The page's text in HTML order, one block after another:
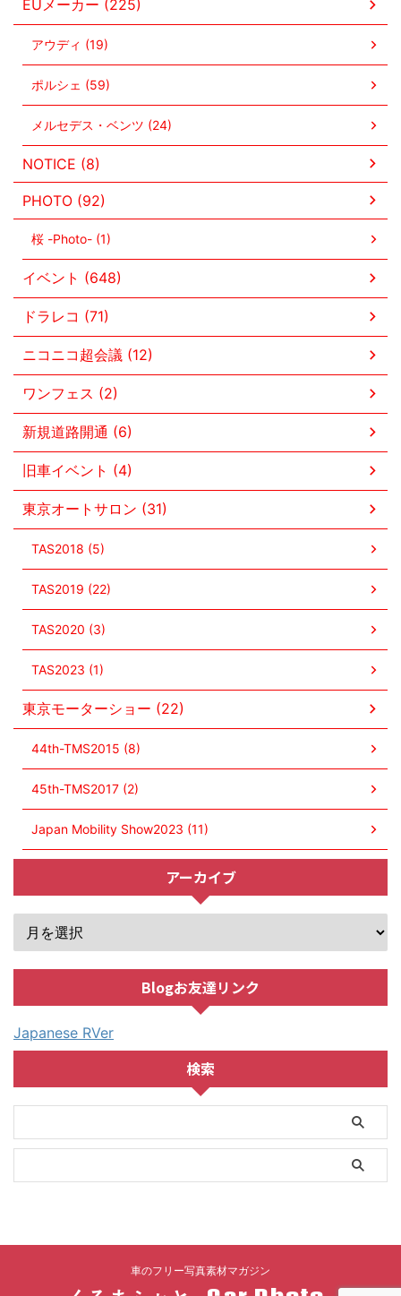
EUメーカー (225)
アウディ (19)
ポルシェ (59)
メルセデス・ベンツ (24)
NOTICE (8)
PHOTO (92)
桜 -Photo- (1)
イベント (648)
ドラレコ (71)
ニコニコ超会議 (12)
ワンフェス (2)
新規道路開通 (6)
旧車イベント (4)
東京オートサロン (31)
TAS2018 (5)
TAS2019 (22)
TAS2020 (3)
TAS2023 (1)
東京モーターショー (22)
44th-TMS2015 (8)
45th-TMS2017 (2)
Japan Mobility Show2023 (11)
アーカイブ
Blogお友達リンク
Japanese RVer
検索
車のフリー写真素材マガジン